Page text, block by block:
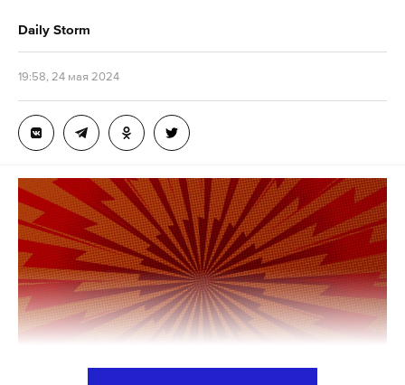
Daily Storm
19:58, 24 мая 2024